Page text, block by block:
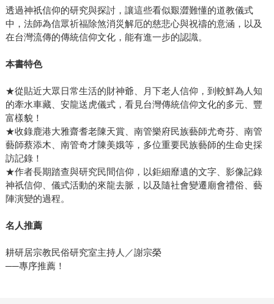
透過神祇信仰的研究與探討，讓這些看似艱澀難懂的道教儀式
中，法師為信眾祈福除煞消災解厄的慈悲心與祝禱的意涵，以及
在台灣流傳的傳統信仰文化，能有進一步的認識。
本書特色
★從貼近大眾日常生活的財神爺、月下老人信仰，到較鮮為人知
的牽水車藏、安龍送虎儀式，看見台灣傳統信仰文化的多元、豐
富樣貌！
★收錄鹿港大雅齋耆老陳天賞、南管樂府民族藝師尤奇芬、南管
藝師蔡添木、南管奇才陳美娥等，多位重要民族藝師的生命史採
訪記錄！
★作者長期踏查與研究民間信仰，以鉅細靡遺的文字、影像記錄
神祇信仰、儀式活動的來龍去脈，以及隨社會變遷廟會禮俗、藝
陣演變的過程。
名人推薦
耕研居宗教民俗研究室主持人／謝宗榮
──專序推薦！